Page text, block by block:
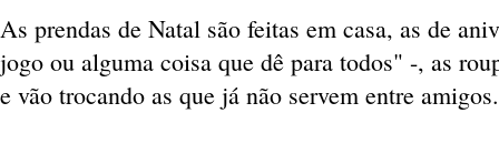
As prendas de Natal são feitas em casa, as de
jogo ou alguma coisa que dê para todos" -, as
e vão trocando as que já não servem entre amigos.